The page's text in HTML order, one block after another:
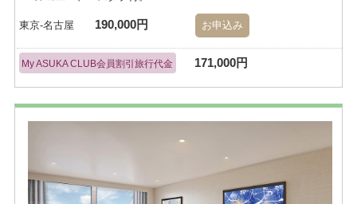
東京-名古屋 190,000円 お申込み
My ASUKA CLUB会員割引旅行代金 171,000円